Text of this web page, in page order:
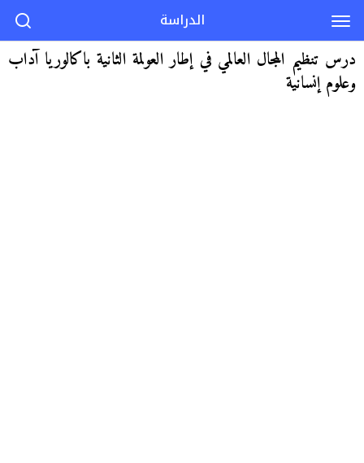
درس تنظيم المجال العالمي في إطار العولمة الثانية باكالوريا آداب
وعلوم إنسانية
الدراسة